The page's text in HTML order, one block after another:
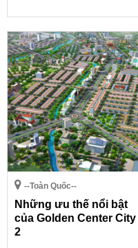
--Toàn Quốc--
Những ưu thế nổi bật
của Golden Center City
2